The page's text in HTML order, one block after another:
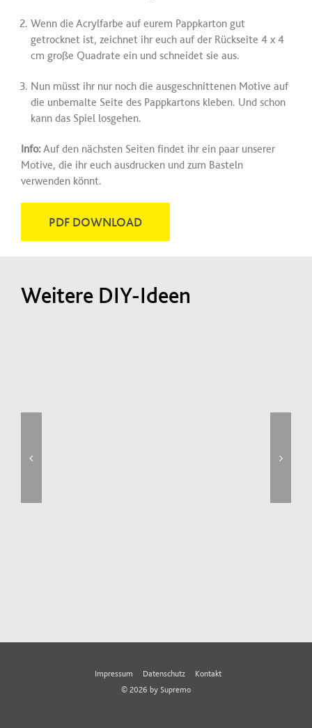
Wenn die Acrylfarbe auf eurem Pappkarton gut
getrocknet ist, zeichnet ihr euch auf der Rückseite 4 x 4
cm große Quadrate ein und schneidet sie aus.
Nun müsst ihr nur noch die ausgeschnittenen Motive auf
die unbemalte Seite des Pappkartons kleben. Und schon
kann das Spiel losgehen.
Info:Auf den nächsten Seiten findet ihr ein paar unserer
Motive, die ihr euch ausdrucken und zum Basteln
verwenden könnt.
PDF DOWNLOAD
Weitere DIY-Ideen
Impressum Datenschutz
Kontakt
© 2026 by Supremo